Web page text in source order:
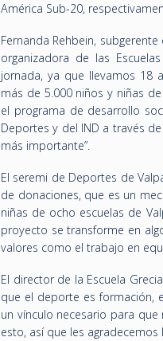
América Sub-20,
Fernanda Rehbein,
organizadora de las
jornada, ya que llevamos 18
más de 5.000 niños y niñas
el programa de desarrollo
Deportes y del IND a través
más importante”.
El seremi de Deportes de
de donaciones, que es un
niñas de ocho escuelas de
proyecto se transforme en
valores como el trabajo en
El director de la Escuela
que el deporte es formación,
un vínculo necesario para
esto, así que les